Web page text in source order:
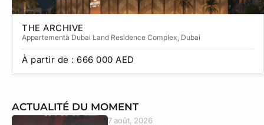
THE ARCHIVE
Appartementà Dubai Land Residence Complex , Dubai
À partir de : 666 000 AED
ACTUALITÉ DU MOMENT
7 août, 2026